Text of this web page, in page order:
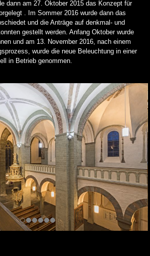
dann am 27. Oktober 2015 das Konzept für
. Im Sommer 2016 wurde dann das
und die Anträge auf denkmal- und
gestellt werden. Anfang Oktober wurde
und am 13. November 2016, nach einem
wurde die neue Beleuchtung in einer
in Betrieb genommen.